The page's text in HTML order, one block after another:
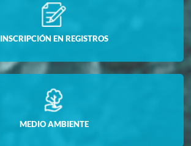
INSCRIPCIÓN EN REGISTROS
MEDIO AMBIENTE